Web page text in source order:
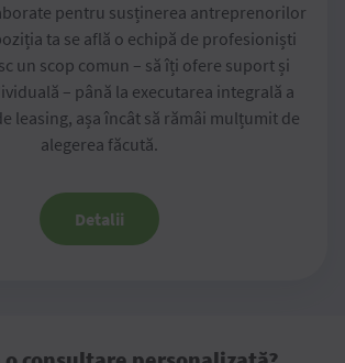
pentru susținerea antreprenorilor
ta se află o echipă de profesioniști
un scop comun – să îți ofere suport și
– până la executarea integrală a
leasing, așa încât să rămâi mulțumit de
alegerea făcută.
Detalii